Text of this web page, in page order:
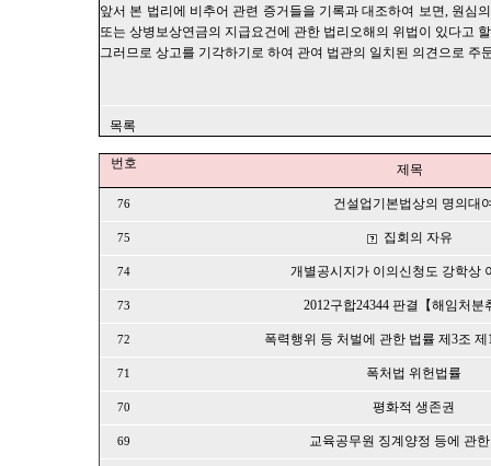
앞서 본 법리에 비추어 관련 증거들을 기록과 대조하여 보면, 원심
또는 상병보상연금의 지급요건에 관한 법리오해의 위법이 있다고
그러므로 상고를 기각하기로 하여 관여 법관의 일치된 의견으로 주
목록
번호 제목
76 건설업기본법상의 명의대
75 집회의 자유
74 개별공시지가 이의신청도 강학상
73 2012구합24344 판결【해임처분
72 폭력행위 등 처벌에 관한 법률 제3조
71 폭처법 위헌법률
70 평화적 생존권
69 교육공무원 징계양정 등에 관